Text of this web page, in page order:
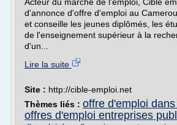
d'annonce d'offre d'emploi au
et conseille les jeunes diplômés, les
de l'enseignement supérieur à la
d'un...
Lire la suite
Site : http://cible-emploi.net
Thèmes liés : offre d'emploi
offres d'emploi entreprises